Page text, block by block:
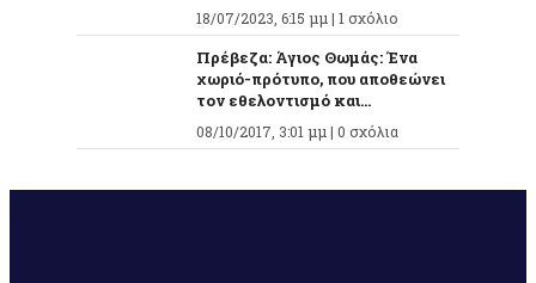
18/07/2023, 6:15 μμ | 1 σχόλιο
Πρέβεζα: Άγιος Θωμάς: Ένα
χωριό-πρότυπο, που αποθεώνει
τον εθελοντισμό και...
08/10/2017, 3:01 μμ | 0 σχόλια